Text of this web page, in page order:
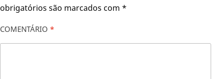
obrigatórios são marcados com *
COMENTÁRIO *